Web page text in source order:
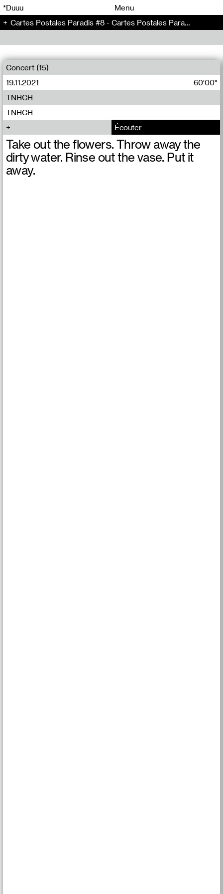
*Duuu
Menu
Cartes Postales Paradis #8 - Cartes Postales Paradis (8)
Concert (15)
19.11.2021
60'00"
TNHCH
TNHCH
Écouter
Take out the flowers. Throw away the
dirty water. Rinse out the vase. Put it
away.
00 00
00 00